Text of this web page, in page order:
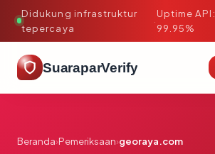
Didukung infrastruktur
tepercaya
·
Uptime API:
99.95%
SuaraparVerify
Beranda›Pemeriksaan›georaya.com